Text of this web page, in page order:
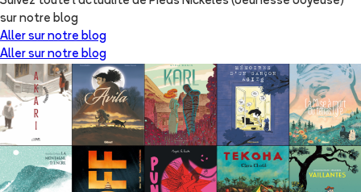
sur notre blog
Aller sur notre blog
Aller sur notre blog